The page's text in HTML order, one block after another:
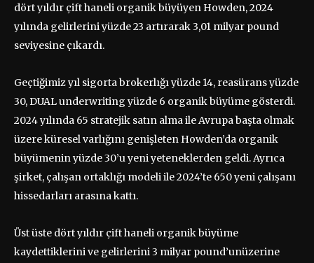
dört yıldır çift haneli organik büyüyen Howden, 2024
yılında gelirlerini yüzde 23 artırarak 3,01 milyar pound
seviyesine çıkardı.
Geçtiğimiz yıl sigorta brokerlığı yüzde 14, reasürans yüzde
30, DUAL underwriting yüzde 6 organik büyüme gösterdi.
2024 yılında 65 stratejik satın alma ile Avrupa başta olmak
üzere küresel varlığını genişleten Howden’da organik
büyümenin yüzde 30’u yeni yeteneklerden geldi. Ayrıca
şirket, çalışan ortaklığı modeli ile 2024’te 650 yeni çalışanı
hissedarları arasına kattı.
Üst üste dört yıldır çift haneli organik büyüme
kaydettiklerini ve gelirlerini 3 milyar pound’unüzerine